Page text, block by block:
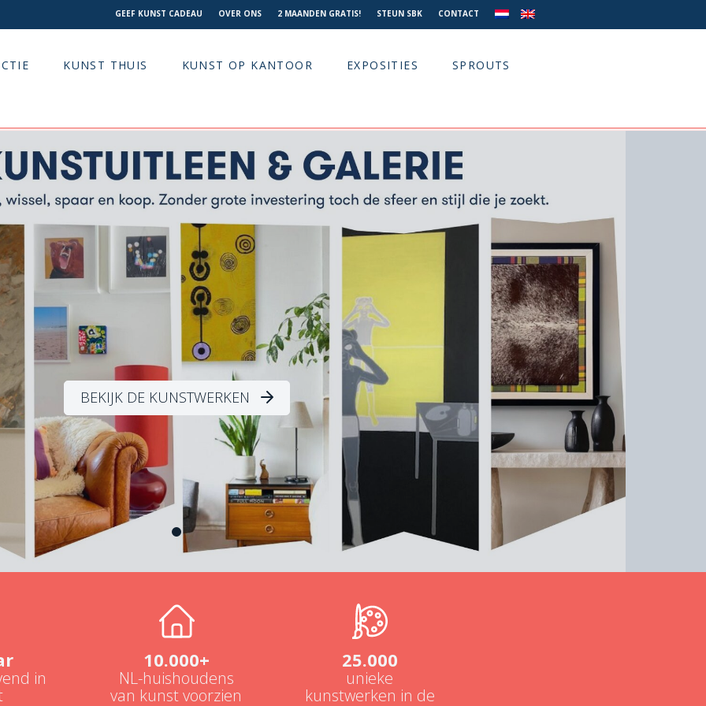
GEEF KUNST CADEAU OVER ONS 2 MAANDEN GRATIS! STEUN SBK CONTACT
KUNST THUIS KUNST OP KANTOOR EXPOSITIES SPROUTS
BEKIJK DE KUNSTWERKEN
in
10.000+
NL-huishoudens
van kunst voorzien
25.000
unieke
kunstwerken in de